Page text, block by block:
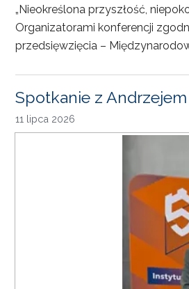
„Nieokreślona przyszłość,
Organizatorami konferencji
przedsięwzięcia –
Spotkanie z
11 lipca 2026